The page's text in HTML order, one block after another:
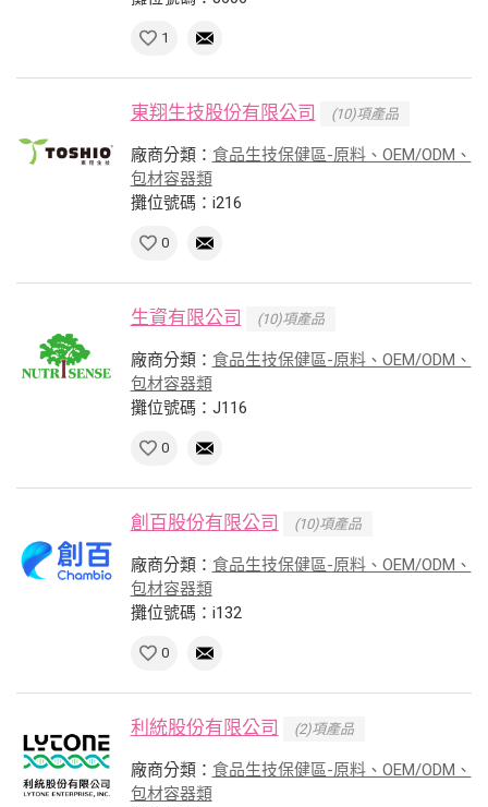
1
東翔生技股份有限公司 (10)項產品
廠商分類： 食品生技保健區-原料、OEM/ODM、
包材容器類
攤位號碼：i216
0
生資有限公司 (10)項產品
廠商分類： 食品生技保健區-原料、OEM/ODM、
包材容器類
攤位號碼：J116
0
創百股份有限公司 (10)項產品
廠商分類： 食品生技保健區-原料、OEM/ODM、
包材容器類
攤位號碼：i132
0
利統股份有限公司 (2)項產品
廠商分類： 食品生技保健區-原料、OEM/ODM、
包材容器類